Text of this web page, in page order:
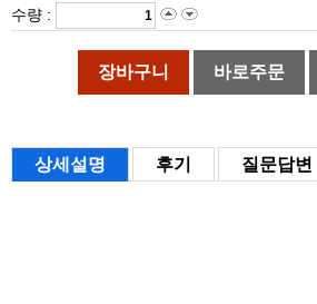
수량 :
장바구니 바로주문
상세설명 후기 질문답변